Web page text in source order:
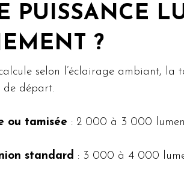
PUISSANCE
?
selon l’éclairage ambiant, la
de départ.
ou tamisée : 2 000 à 3 000
standard : 3 000 à 4 000